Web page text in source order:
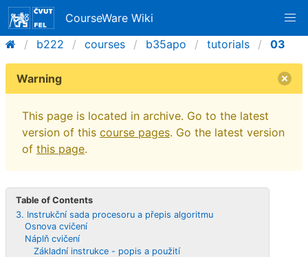
CourseWare Wiki
b222
courses b35apo tutorials 03
Warning
This page is located in archive. Go to the latest
version of this course pages. Go the latest version
of this page.
Table of Contents
3. Instrukční sada procesoru a přepis algoritmu
Osnova cvičení
Náplň cvičení
Základní instrukce - popis a použití